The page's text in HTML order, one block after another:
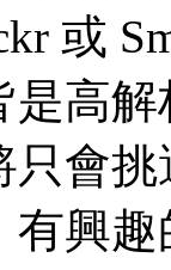
或
是高
只會
有興